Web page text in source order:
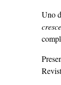
Uno